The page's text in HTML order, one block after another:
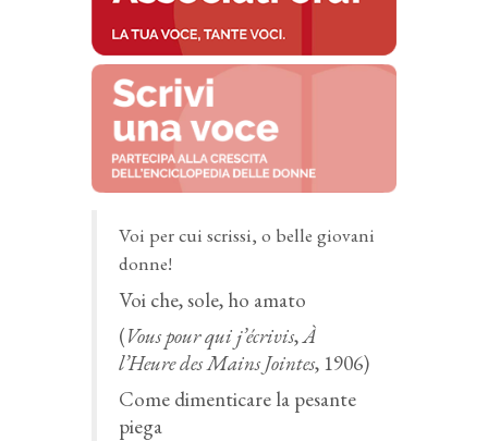
Voi per cui scrissi, o belle giovani
donne!
Voi che, sole, ho amato
(Vous pour qui j’écrivis,À
l’Heure des Mains Jointes, 1906)
Come dimenticare la pesante
piega